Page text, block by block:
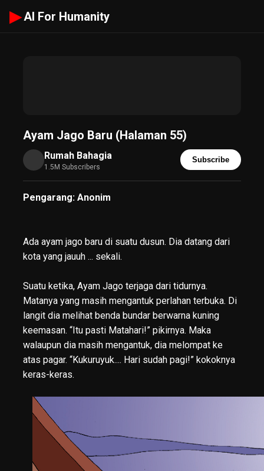
▶ AI For Humanity
Ayam Jago Baru (Halaman 55)
Rumah Bahagia
1.5M Subscribers
Subscribe
Pengarang: Anonim
Ada ayam jago baru di suatu dusun. Dia datang dari
kota yang jauuh ... sekali.
Suatu ketika, Ayam Jago terjaga dari tidurnya.
Matanya yang masih mengantuk perlahan terbuka. Di
langit dia melihat benda bundar berwarna kuning
keemasan. “Itu pasti Matahari!” pikirnya. Maka
walaupun dia masih mengantuk, dia melompat ke
atas pagar. “Kukuruyuk.... Hari sudah pagi!” kokoknya
keras-keras.